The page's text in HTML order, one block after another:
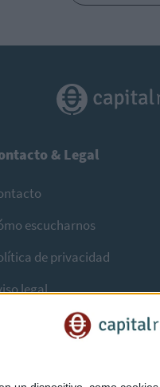
& Legal
escucharnos
de privacidad
legal